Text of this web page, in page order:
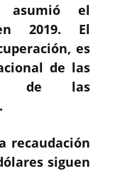
asumió el
2019. El
es
de las
de las
recaudación
siguen